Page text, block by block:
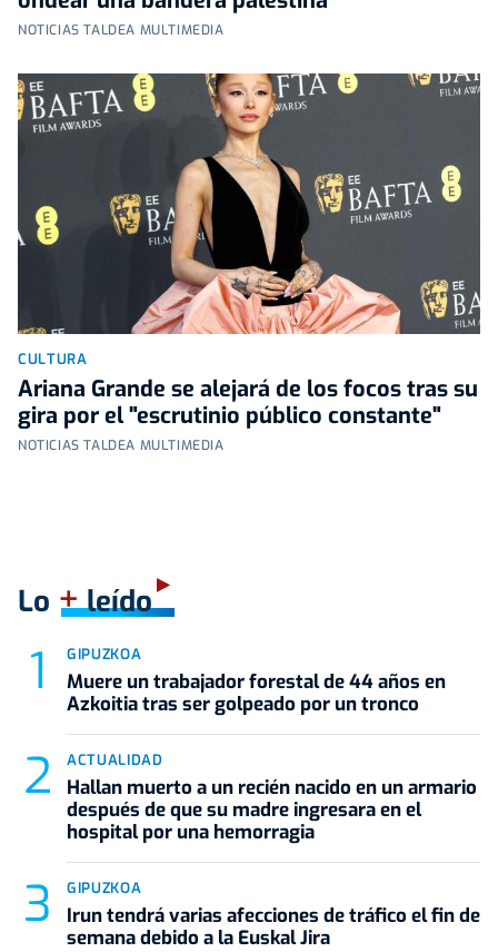
NOTICIAS TALDEA MULTIMEDIA
CULTURA
Ariana Grande se alejará de los focos tras su
gira por el "escrutinio público constante"
NOTICIAS TALDEA MULTIMEDIA
Lo +leído
GIPUZKOA
Muere un trabajador forestal de 44 años en
Azkoitia tras ser golpeado por un tronco
ACTUALIDAD
Hallan muerto a un recién nacido en un armario
después de que su madre ingresara en el
hospital por una hemorragia
GIPUZKOA
Irun tendrá varias afecciones de tráfico el fin de
semana debido a la Euskal Jira